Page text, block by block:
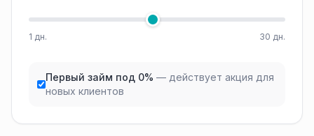
1 дн. 30 дн.
Первый займ под 0% — действует акция для
новых клиентов